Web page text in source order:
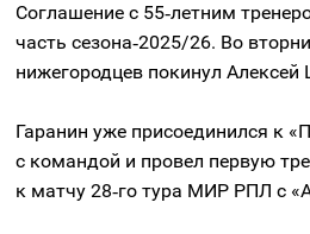
Соглашение с 55‑летним
часть сезона‑2025/26. Во
нижегородцев покинул Алексей
Гаранин уже присоединился к
с командой и провел первую
к матчу 28‑го тура МИР РПЛ с